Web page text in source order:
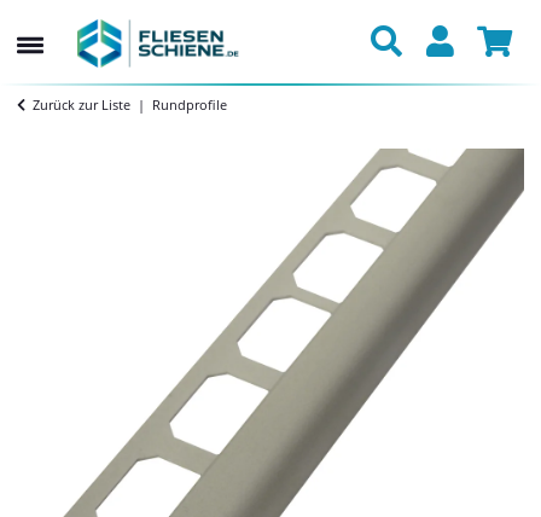
Zurück zur Liste Rundprofile